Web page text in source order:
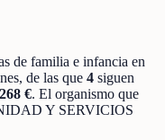
de familia e infancia en
, de las que 4 siguen
€. El organismo que
Y SERVICIOS